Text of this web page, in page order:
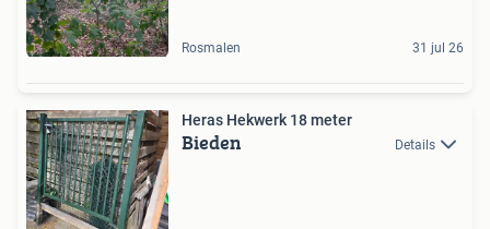
Rosmalen 31 jul 26
Heras Hekwerk 18 meter
Bieden Details